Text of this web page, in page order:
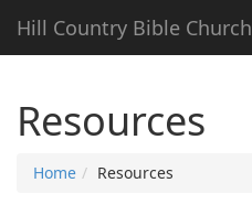
Hill Country Bible Church
Resources
Home Resources